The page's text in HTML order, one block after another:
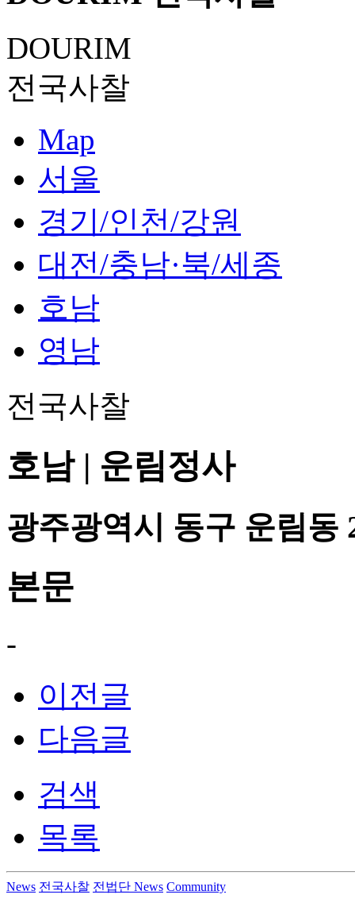
DOURIM
전국사찰
Map
서울
경기/인천/강원
대전/충남·북/세종
호남
영남
전국사찰
호남 | 운림정사
광주광역시 동구 운림동
본문
-
이전글
다음글
검색
목록
News 전국사찰 전법단 News Community